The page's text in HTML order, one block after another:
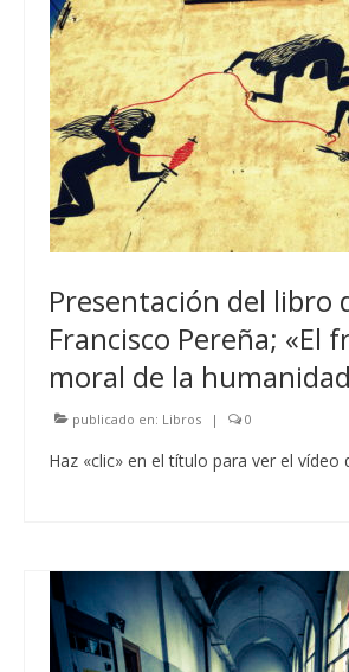
Presentación del libro
Francisco Pereña; «El
moral de la
publicado en: Libros | 0
Haz «clic» en el título para ver el vídeo